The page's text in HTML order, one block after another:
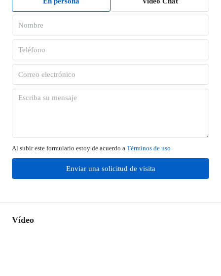
Al subir este formulario estoy de acuerdo a Términos de uso
Enviar una solicitud de visita
Vídeo